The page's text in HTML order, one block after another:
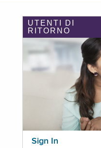
UTENTI DI
RITORNO
Sign In